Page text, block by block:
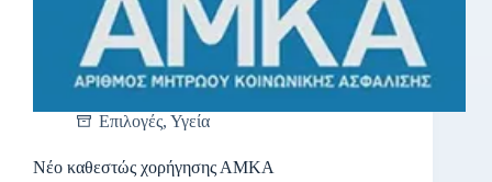
Επιλογές, Υγεία
Νέο καθεστώς χορήγησης ΑΜΚΑ